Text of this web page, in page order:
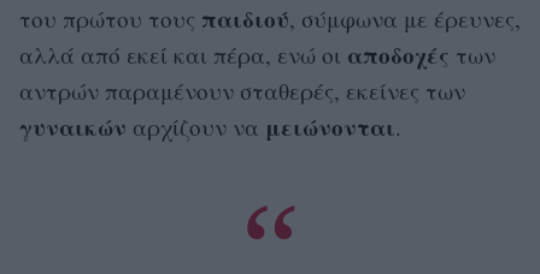
του πρώτου τους παιδιού, σύμφωνα με έρευνες,
αλλά από εκεί και πέρα, ενώ οι αποδοχές των
αντρών παραμένουν σταθερές, εκείνες των
γυναικών αρχίζουν να μειώνονται.